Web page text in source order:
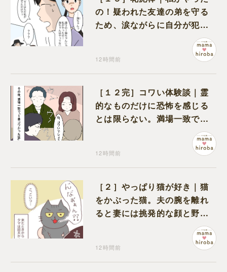
の！疑われた友達の弟を守る
ため、涙ながらに自分が犯人
12時間前
［１２完］コワい体験談｜霊
的なものだけに恐怖を感じる
とは限らない。満場一致でコ
ワいと認定された意外な体験
12時間前
［２］やっぱり猫が好き｜猫
をかぶった猫。夫の腕を離れ
ると妻には挑発的な顔と野太
12時間前